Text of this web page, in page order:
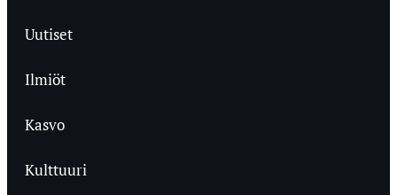
Uutiset
Ilmiöt
Kasvo
Kulttuuri